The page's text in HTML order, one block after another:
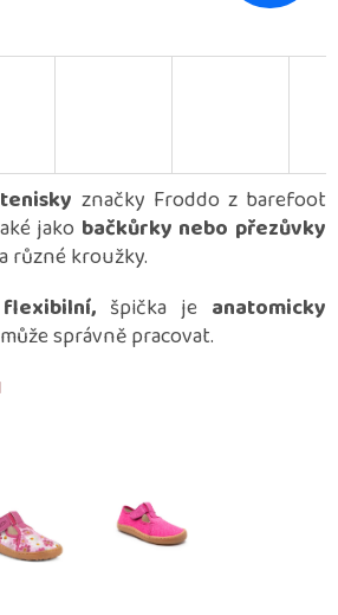
značky Froddo z barefoot
jako bačkůrky nebo přezůvky
různé kroužky.
špička je anatomicky
správně pracovat.